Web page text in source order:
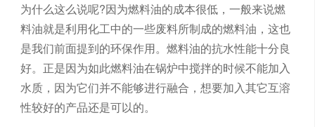
为什么这么说呢?因为燃料油的成本很低，一般来说燃
料油就是利用化工中的一些废料所制成的燃料油，这也
是我们前面提到的环保作用。燃料油的抗水性能十分良
好。正是因为如此燃料油在锅炉中搅拌的时候不能加入
水质，因为它们并不能够进行融合，想要加入其它互溶
性较好的产品还是可以的。